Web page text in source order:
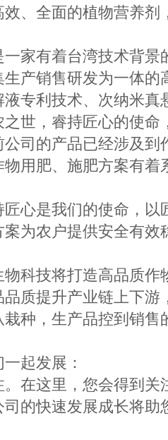
、全面的植物营养剂
一家有着台湾技术背
产销售研发为一体
专利技术、次纳米真
世，睿持匠心的使命
司的产品已经涉及
物用肥、施肥方案有
心是我们的使命，以
为农户提供安全有效
科技将打造高品质作
质提升产业链上下游
种，生产品控到销售
起发展：
在这里，您会得到关
的快速发展成长将